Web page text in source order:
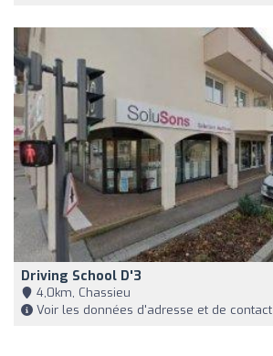
Driving School D'3
4,0km, Chassieu
Voir les données d'adresse et de contact